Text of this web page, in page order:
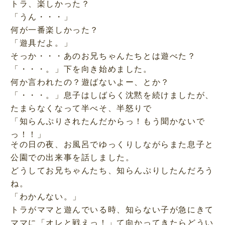
トラ、楽しかった？
「うん・・・」
何が一番楽しかった？
「遊具だよ。」
そっか・・・あのお兄ちゃんたちとは遊べた？
「・・・。」下を向き始めました。
何か言われたの？遊ばないよー、とか？
「・・・。」息子はしばらく沈黙を続けましたが、
たまらなくなって半べそ、半怒りで
「知らんぷりされたんだからっ！もう聞かないで
っ！！」
その日の夜、お風呂でゆっくりしながらまた息子と
公園での出来事を話しました。
どうしてお兄ちゃんたち、知らんぷりしたんだろう
ね。
「わかんない。」
トラがママと遊んでいる時、知らない子が急にきて
ママに「オレと戦えっ！」て向かってきたらどうい